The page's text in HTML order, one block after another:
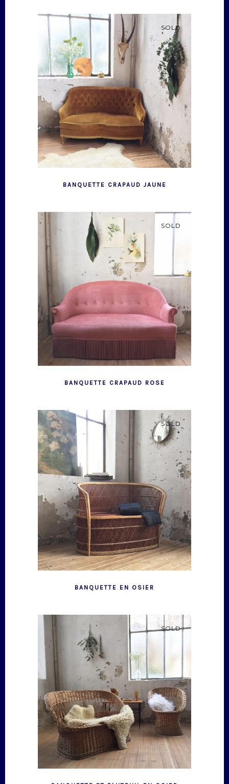
SOLD
BANQUETTE CRAPAUD JAUNE
SOLD
BANQUETTE CRAPAUD ROSE
SOLD
BANQUETTE EN OSIER
SOLD